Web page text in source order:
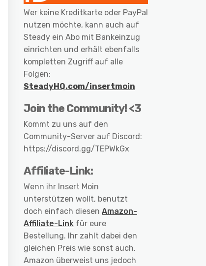
Wer keine Kreditkarte oder PayPal
nutzen möchte, kann auch auf
Steady ein Abo mit Bankeinzug
einrichten und erhält ebenfalls
kompletten Zugriff auf alle
Folgen:
SteadyHQ.com/insertmoin
Join the Community! <3
Kommt zu uns auf den
Community-Server auf Discord:
https://discord.gg/TEPWkGx
Affiliate-Link:
Wenn ihr Insert Moin
unterstützen wollt, benutzt
doch einfach diesen Amazon-
Affiliate-Link für eure
Bestellung. Ihr zahlt dabei den
gleichen Preis wie sonst auch,
Amazon überweist uns jedoch